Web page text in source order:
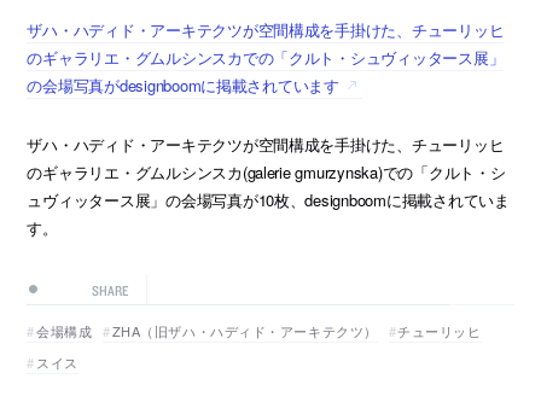
ザハ・ハディド・アーキテクツが空間構成を手掛けた、チューリッヒ
のギャラリエ・グムルシンスカでの「クルト・シュヴィッタース展」
の会場写真がdesignboomに掲載されています
ザハ・ハディド・アーキテクツが空間構成を手掛けた、チューリッヒ
のギャラリエ・グムルシンスカ(galerie gmurzynska)での「クルト・シ
ュヴィッタース展」の会場写真が10枚、designboomに掲載されていま
す。
SHARE
会場構成 ZHA（旧ザハ・ハディド・アーキテクツ）
チューリッヒ
スイス